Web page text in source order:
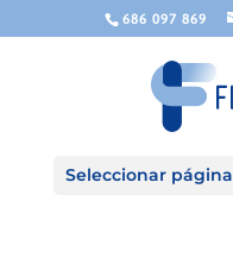
686 097 869
Seleccionar página